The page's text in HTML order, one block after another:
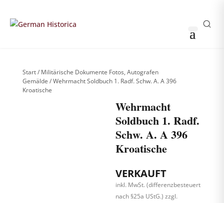
Start/ Militärische Dokumente Fotos, Autografen
Gemälde / Wehrmacht Soldbuch 1. Radf. Schw. A. A 396
Kroatische
Wehrmacht
Soldbuch 1. Radf.
Schw. A. A 396
Kroatische
VERKAUFT
inkl. MwSt. (differenzbesteuert
nach §25a UStG.) zzgl.